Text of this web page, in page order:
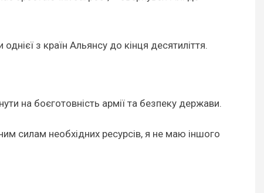
з країн Альянсу до кінця десятиліття.
на боєготовність армії та безпеку держави.
силам необхідних ресурсів, я не маю іншого